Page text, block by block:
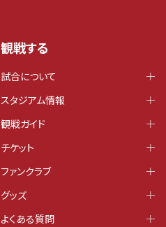
観戦する
試合について
スタジアム情報
観戦ガイド
チケット
ファンクラブ
グッズ
よくある質問